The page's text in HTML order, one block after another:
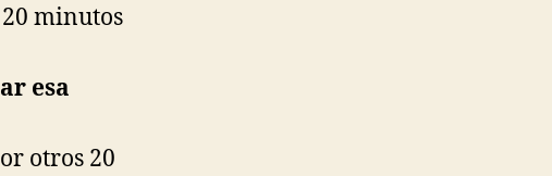
minutos
esa
otros 20